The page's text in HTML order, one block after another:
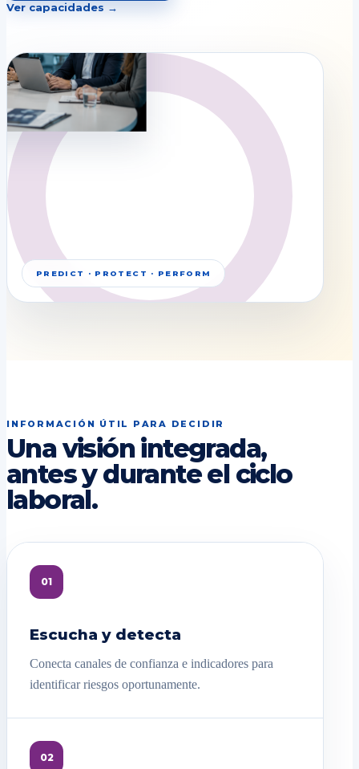
Ver capacidades →
PREDICT · PROTECT · PERFORM
INFORMACIÓN ÚTIL PARA DECIDIR
Una visión integrada,
antes y durante el ciclo
laboral.
01
Escucha y detecta
Conecta canales de confianza e indicadores para
identificar riesgos oportunamente.
02